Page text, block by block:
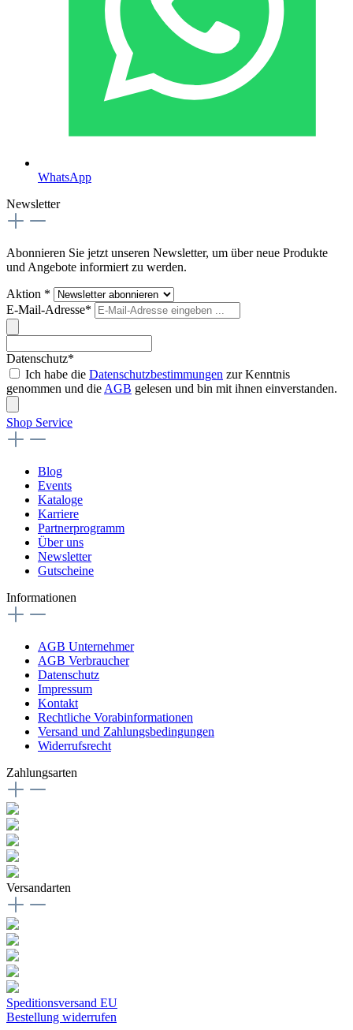
WhatsApp
Newsletter
Abonnieren Sie jetzt unseren Newsletter, um über neue Produkte
und Angebote informiert zu werden.
Aktion *
E-Mail-Adresse*
Datenschutz*
Ich habe die Datenschutzbestimmungen zur Kenntnis
genommen und die AGB gelesen und bin mit ihnen einverstanden.
Shop Service
Blog
Events
Kataloge
Karriere
Partnerprogramm
Über uns
Newsletter
Gutscheine
Informationen
AGB Unternehmer
AGB Verbraucher
Datenschutz
Impressum
Kontakt
Rechtliche Vorabinformationen
Versand und Zahlungsbedingungen
Widerrufsrecht
Zahlungsarten
Versandarten
Speditionsversand EU
Bestellung widerrufen